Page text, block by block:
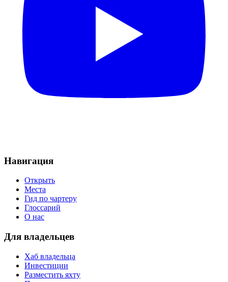
Навигация
Открыть
Места
Гид по чартеру
Глоссарий
О нас
Для владельцев
Хаб владельца
Инвестиции
Разместить яхту